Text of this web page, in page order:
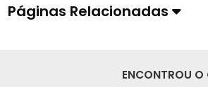
Páginas Relacionadas
ENCONTROU O